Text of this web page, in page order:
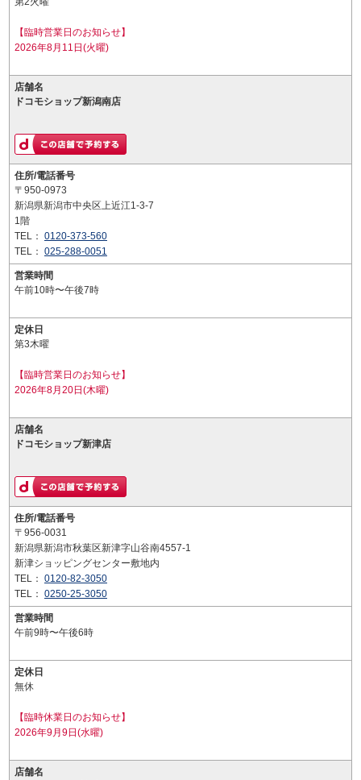
【臨時営業日のお知らせ】
2026年8月11日(火曜)
店舗名
ドコモショップ新潟南店
住所/電話番号
〒950-0973
新潟県新潟市中央区上近江1-3-7
1階
TEL： 0120-373-560
TEL： 025-288-0051
営業時間
午前10時〜午後7時
定休日
第3木曜
【臨時営業日のお知らせ】
2026年8月20日(木曜)
店舗名
ドコモショップ新津店
住所/電話番号
〒956-0031
新潟県新潟市秋葉区新津字山谷南4557-1
新津ショッピングセンター敷地内
TEL： 0120-82-3050
TEL： 0250-25-3050
営業時間
午前9時〜午後6時
定休日
無休
【臨時休業日のお知らせ】
2026年9月9日(水曜)
店舗名